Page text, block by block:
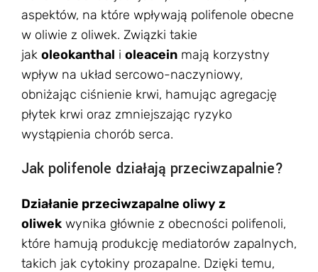
aspektów, na które wpływają polifenole obecne
w oliwie z oliwek. Związki takie
jak oleokanthal i oleacein mają korzystny
wpływ na układ sercowo-naczyniowy,
obniżając ciśnienie krwi, hamując agregację
płytek krwi oraz zmniejszając ryzyko
wystąpienia chorób serca.
Jak polifenole działają przeciwzapalnie?
Działanie przeciwzapalne oliwy z
oliwek wynika głównie z obecności polifenoli,
które hamują produkcję mediatorów zapalnych,
takich jak cytokiny prozapalne. Dzięki temu,